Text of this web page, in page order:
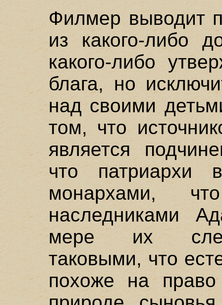
Филмер выводит
из какого-либо
какого-либо
блага, но
над своими
том, что
является
что патриархи
монархами,
наследниками
мере их
таковыми, что
похоже на